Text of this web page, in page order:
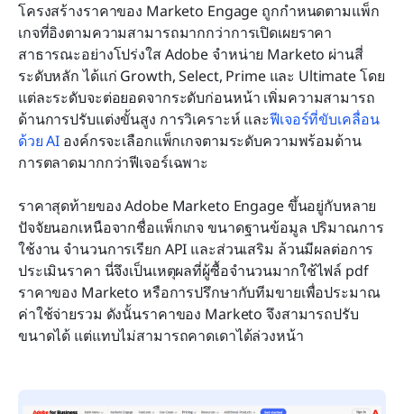
โครงสร้างราคาของ Marketo Engage ถูกกำหนดตามแพ็ก
เกจที่อิงตามความสามารถมากกว่าการเปิดเผยราคา
สาธารณะอย่างโปร่งใส Adobe จำหน่าย Marketo ผ่านสี่
ระดับหลัก ได้แก่ Growth, Select, Prime และ Ultimate โดย
แต่ละระดับจะต่อยอดจากระดับก่อนหน้า เพิ่มความสามารถ
ด้านการปรับแต่งขั้นสูง การวิเคราะห์ และฟีเจอร์ที่ขับเคลื่อน
ด้วย AI องค์กรจะเลือกแพ็กเกจตามระดับความพร้อมด้าน
การตลาดมากกว่าฟีเจอร์เฉพาะ
ราคาสุดท้ายของ Adobe Marketo Engage ขึ้นอยู่กับหลาย
ปัจจัยนอกเหนือจากชื่อแพ็กเกจ ขนาดฐานข้อมูล ปริมาณการ
ใช้งาน จำนวนการเรียก API และส่วนเสริม ล้วนมีผลต่อการ
ประเมินราคา นี่จึงเป็นเหตุผลที่ผู้ซื้อจำนวนมากใช้ไฟล์ pdf
ราคาของ Marketo หรือการปรึกษากับทีมขายเพื่อประมาณ
ค่าใช้จ่ายรวม ดังนั้นราคาของ Marketo จึงสามารถปรับ
ขนาดได้ แต่แทบไม่สามารถคาดเดาได้ล่วงหน้า